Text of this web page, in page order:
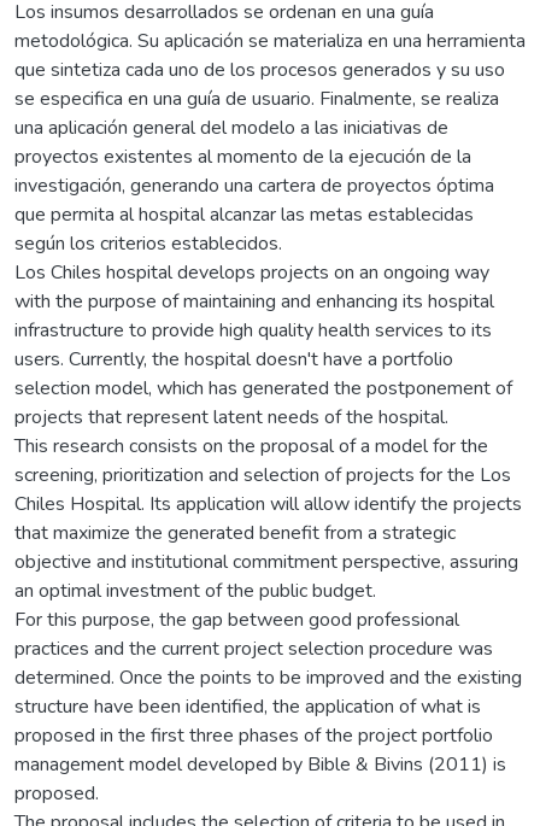
Los insumos desarrollados se ordenan en una guía
metodológica. Su aplicación se materializa en una herramienta
que sintetiza cada uno de los procesos generados y su uso
se especifica en una guía de usuario. Finalmente, se realiza
una aplicación general del modelo a las iniciativas de
proyectos existentes al momento de la ejecución de la
investigación, generando una cartera de proyectos óptima
que permita al hospital alcanzar las metas establecidas
según los criterios establecidos.
Los Chiles hospital develops projects on an ongoing way
with the purpose of maintaining and enhancing its hospital
infrastructure to provide high quality health services to its
users. Currently, the hospital doesn't have a portfolio
selection model, which has generated the postponement of
projects that represent latent needs of the hospital.
This research consists on the proposal of a model for the
screening, prioritization and selection of projects for the Los
Chiles Hospital. Its application will allow identify the projects
that maximize the generated benefit from a strategic
objective and institutional commitment perspective, assuring
an optimal investment of the public budget.
For this purpose, the gap between good professional
practices and the current project selection procedure was
determined. Once the points to be improved and the existing
structure have been identified, the application of what is
proposed in the first three phases of the project portfolio
management model developed by Bible & Bivins (2011) is
proposed.